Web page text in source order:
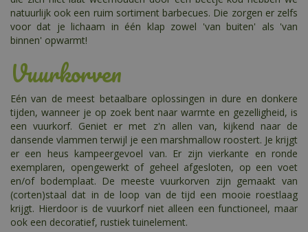
natuurlijk ook een ruim sortiment barbecues. Die zorgen er zelfs
voor dat je lichaam in één klap zowel 'van buiten' als 'van
binnen' opwarmt!
Vuurkorven
Eén van de meest betaalbare oplossingen in dure en donkere
tijden, wanneer je op zoek bent naar warmte en gezelligheid, is
een vuurkorf. Geniet er met z'n allen van, kijkend naar de
dansende vlammen terwijl je een marshmallow roostert. Je krijgt
er een heus kampeergevoel van. Er zijn vierkante en ronde
exemplaren, opengewerkt of geheel afgesloten, op een voet
en/of bodemplaat. De meeste vuurkorven zijn gemaakt van
(corten)staal dat in de loop van de tijd een mooie roestlaag
krijgt. Hierdoor is de vuurkorf niet alleen een functioneel, maar
ook een decoratief, rustiek tuinelement.